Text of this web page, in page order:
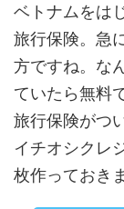
ベトナムをは
旅行保険。急
方ですね。な
ていたら無料
旅行保険がつ
イチオシクレ
枚作っておき